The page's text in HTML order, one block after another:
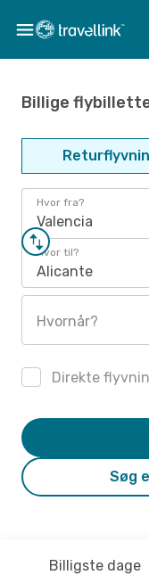
Billige
Hvor fra?
Valencia
Hvor til?
Alicante
Hvornår?
Direkte
Søg
Billigste dage